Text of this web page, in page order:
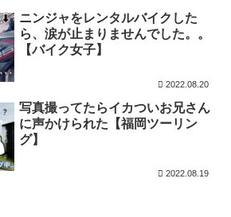
ニンジャをレンタルバイクした
ら、涙が止まりませんでした。。
【バイク女子】
2022.08.20
写真撮ってたらイカついお兄さん
に声かけられた【福岡ツーリン
グ】
2022.08.19